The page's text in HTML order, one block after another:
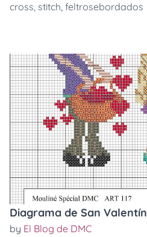
cross, stitch, feltrosebordados
Diagrama de San Valentín
by El Blog de DMC